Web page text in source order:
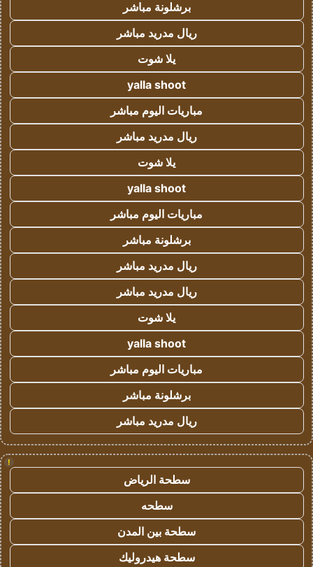
برشلونة مباشر
ريال مدريد مباشر
يلا شوت
yalla shoot
مباريات اليوم مباشر
ريال مدريد مباشر
يلا شوت
yalla shoot
مباريات اليوم مباشر
برشلونة مباشر
ريال مدريد مباشر
ريال مدريد مباشر
يلا شوت
yalla shoot
مباريات اليوم مباشر
برشلونة مباشر
ريال مدريد مباشر
!
سطحة الرياض
سطحه
سطحة بين المدن
سطحة هيدروليك